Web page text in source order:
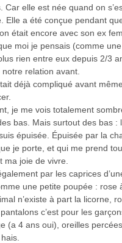
Car elle est née quand on
Elle a été conçue pendant
était encore avec son ex
moi je pensais (comme une
rien entre eux depuis 2/3
notre relation avant.
déjà compliqué avant
je me vois totalement
bas. Mais surtout des bas :
épuisée. Épuisée par la
je porte, et qui me prend
ma joie de vivre.
par les caprices
une petite poupée : rose
n’existe à part la licorne,
c’est pour les
(a 4 ans oui), oreilles